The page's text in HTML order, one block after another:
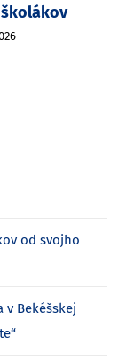
od svojho
v Bekéšskej